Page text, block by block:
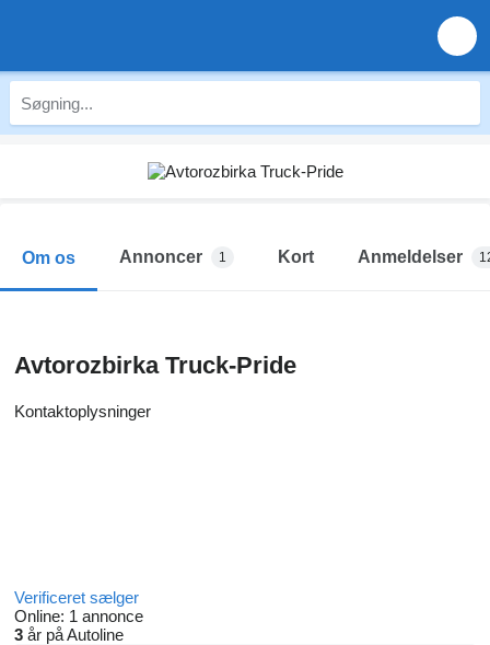
Om os Annoncer 1 Kort Anmeldelser
Avtorozbirka Truck-Pride
Kontaktoplysninger
Verificeret sælger
Online: 1 annonce
3 år på Autoline